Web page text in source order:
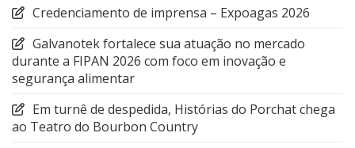
Credenciamento de imprensa – Expoagas 2026
Galvanotek fortalece sua atuação no mercado
durante a FIPAN 2026 com foco em inovação e
segurança alimentar
Em turnê de despedida, Histórias do Porchat chega
ao Teatro do Bourbon Country